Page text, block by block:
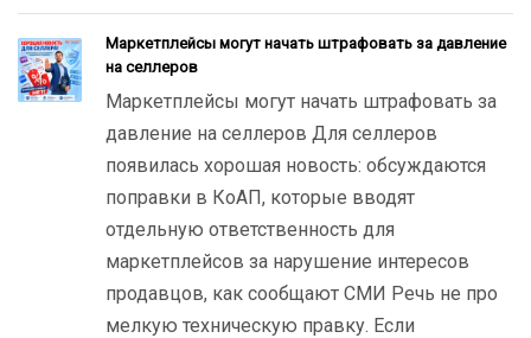
Маркетплейсы могут начать штрафовать за давление
на селлеров
Маркетплейсы могут начать штрафовать за
давление на селлеров Для селлеров
появилась хорошая новость: обсуждаются
поправки в КоАП, которые вводят
отдельную ответственность для
маркетплейсов за нарушение интересов
продавцов, как сообщают СМИ Речь не про
мелкую техническую правку. Если